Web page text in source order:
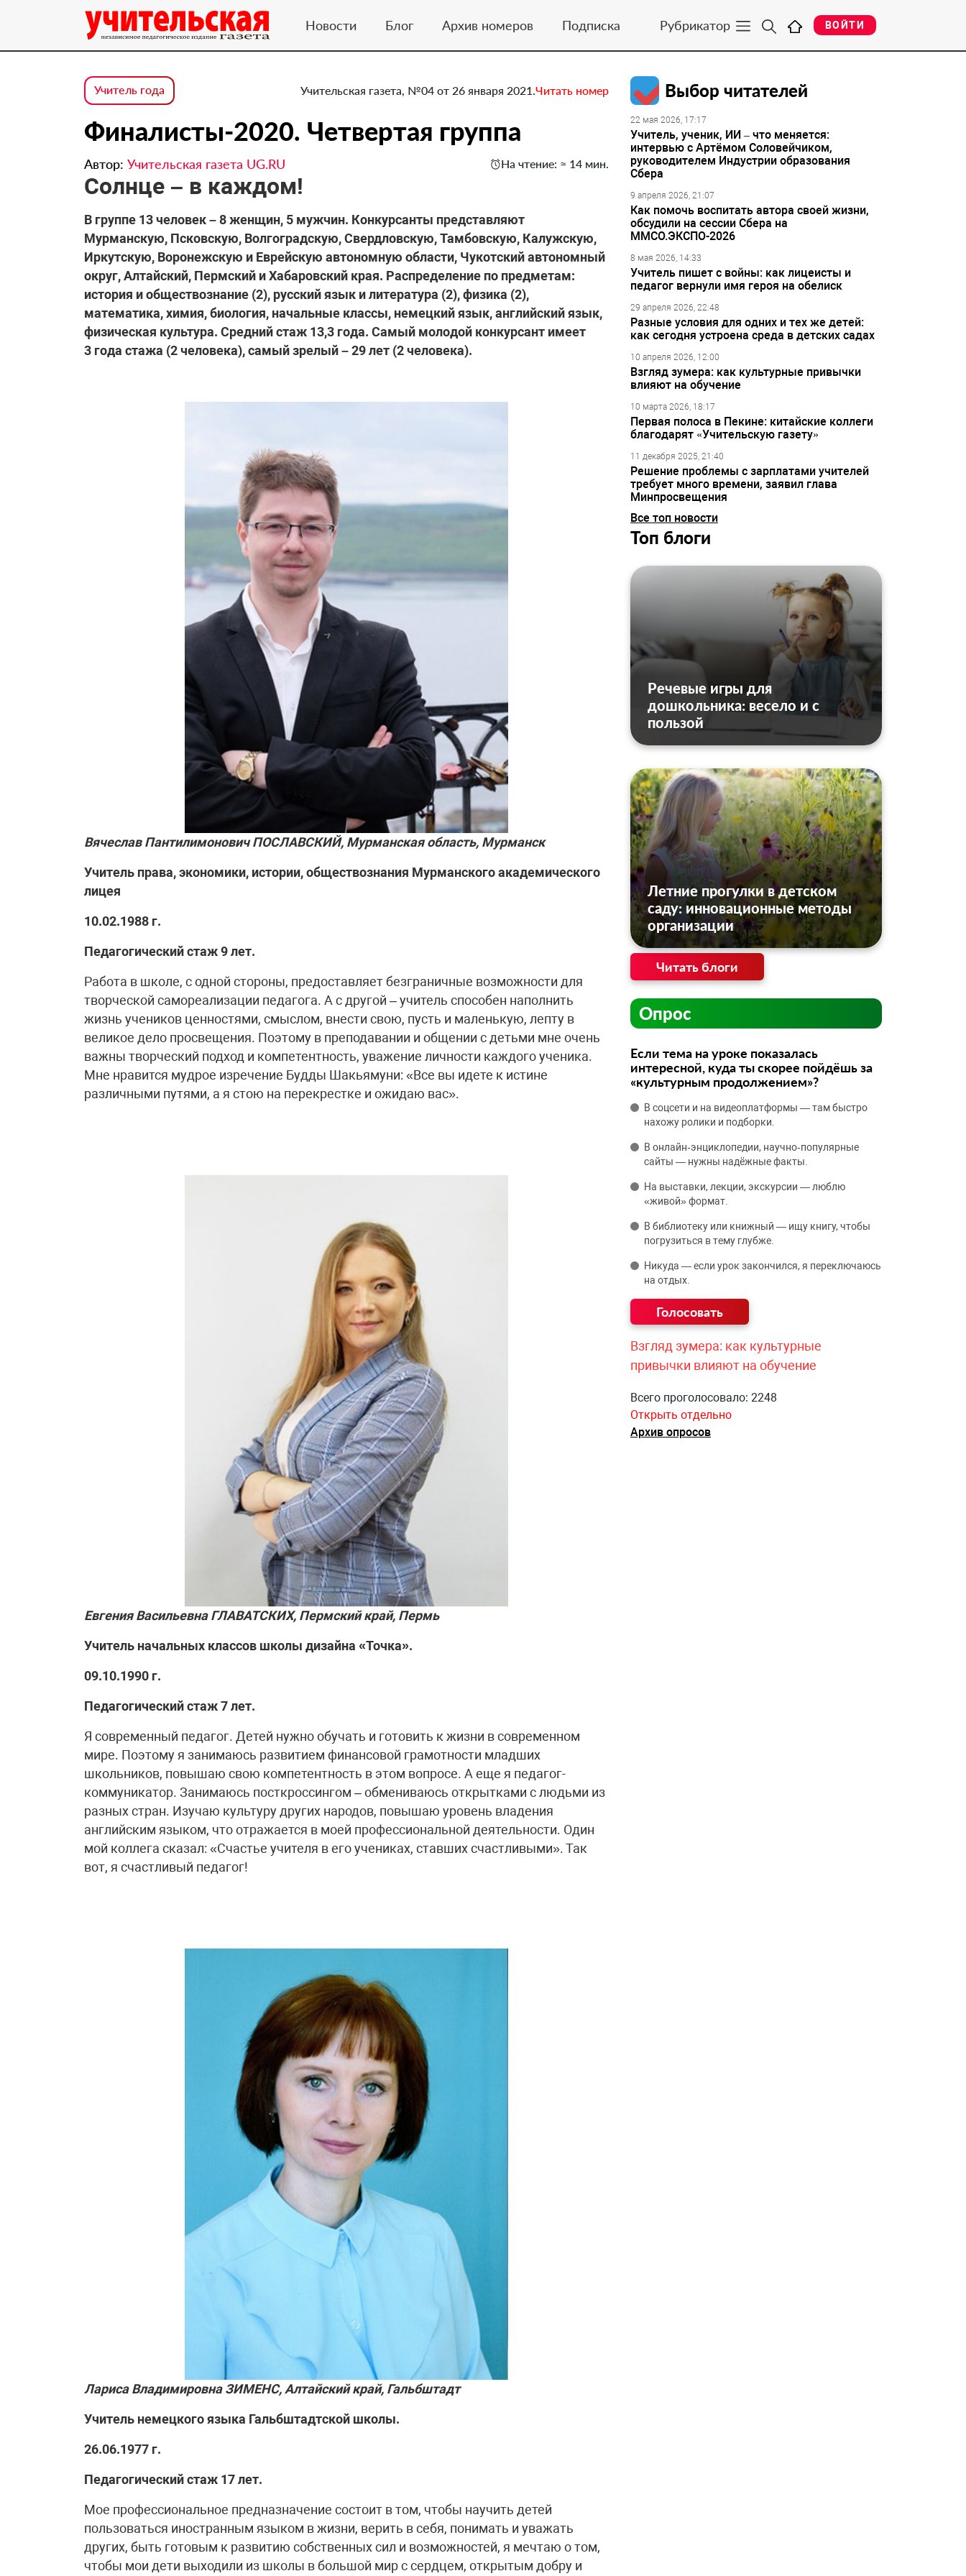
Новости Блог Архив номеров Подписка Рубрикатор ВОЙТИ
Учитель года Учительская газета, №04 от 26 января 2021.Читать номер
Финалисты-2020. Четвертая группа
Автор: Учительская газета UG.RU На чтение: ≈ 14 мин.
Солнце – в каждом!
В группе 13 человек – 8 женщин, 5 мужчин. Конкурсанты представляют
Мурманскую, Псковскую, Волгоградскую, Свердловскую, Тамбовскую, Калужскую,
Иркутскую, Воронежскую и Еврейскую автономную области, Чукотский автономный
округ, Алтайский, Пермский и Хабаровский края. Распределение по предметам:
история и обществознание (2), русский язык и литература (2), физика (2),
математика, химия, биология, начальные классы, немецкий язык, английский язык,
физическая культура. Средний стаж 13,3 года. Самый молодой конкурсант имеет
3 года стажа (2 человека), самый зрелый – 29 лет (2 человека).
Вячеслав Пантилимонович ПОСЛАВСКИЙ, Мурманская область, Мурманск
Учитель права, экономики, истории, обществознания Мурманского академического
лицея
10.02.1988 г.
Педагогический стаж 9 лет.
Работа в школе, с одной стороны, предоставляет безграничные возможности для
творческой самореализации педагога. А с другой – учитель способен наполнить
жизнь учеников ценностями, смыслом, внести свою, пусть и маленькую, лепту в
великое дело просвещения. Поэтому в преподавании и общении с детьми мне очень
важны творческий подход и компетентность, уважение личности каждого ученика.
Мне нравится мудрое изречение Будды Шакьямуни: «Все вы идете к истине
различными путями, а я стою на перекрестке и ожидаю вас».
Евгения Васильевна ГЛАВАТСКИХ, Пермский край, Пермь
Учитель начальных классов школы дизайна «Точка».
09.10.1990 г.
Педагогический стаж 7 лет.
Я современный педагог. Детей нужно обучать и готовить к жизни в современном
мире. Поэтому я занимаюсь развитием финансовой грамотности младших
школьников, повышаю свою компетентность в этом вопросе. А еще я педагог-
коммуникатор. Занимаюсь посткроссингом – обмениваюсь открытками с людьми из
разных стран. Изучаю культуру других народов, повышаю уровень владения
английским языком, что отражается в моей профессиональной деятельности. Один
мой коллега сказал: «Счастье учителя в его учениках, ставших счастливыми». Так
вот, я счастливый педагог!
Лариса Владимировна ЗИМЕНС, Алтайский край, Гальбштадт
Учитель немецкого языка Гальбштадтской школы.
26.06.1977 г.
Педагогический стаж 17 лет.
Мое профессиональное предназначение состоит в том, чтобы научить детей
пользоваться иностранным языком в жизни, верить в себя, понимать и уважать
других, быть готовым к развитию собственных сил и возможностей, я мечтаю о том,
чтобы мои дети выходили из школы в большой мир с сердцем, открытым добру и
Выбор читателей
22 мая 2026, 17:17
Учитель, ученик, ИИ – что меняется:
интервью с Артёмом Соловейчиком,
руководителем Индустрии образования
Сбера
9 апреля 2026, 21:07
Как помочь воспитать автора своей жизни,
обсудили на сессии Сбера на
ММСО.ЭКСПО-2026
8 мая 2026, 14:33
Учитель пишет с войны: как лицеисты и
педагог вернули имя героя на обелиск
29 апреля 2026, 22:48
Разные условия для одних и тех же детей:
как сегодня устроена среда в детских садах
10 апреля 2026, 12:00
Взгляд зумера: как культурные привычки
влияют на обучение
10 марта 2026, 18:17
Первая полоса в Пекине: китайские коллеги
благодарят «Учительскую газету»
11 декабря 2025, 21:40
Решение проблемы с зарплатами учителей
требует много времени, заявил глава
Минпросвещения
Все топ новости
Топ блоги
Речевые игры для
дошкольника: весело и с
пользой
Летние прогулки в детском
саду: инновационные методы
организации
Читать блоги
Опрос
Если тема на уроке показалась
интересной, куда ты скорее пойдёшь за
«культурным продолжением»?
В соцсети и на видеоплатформы — там быстро
нахожу ролики и подборки.
В онлайн‑энциклопедии, научно‑популярные
сайты — нужны надёжные факты.
На выставки, лекции, экскурсии — люблю
«живой» формат.
В библиотеку или книжный — ищу книгу, чтобы
погрузиться в тему глубже.
Никуда — если урок закончился, я переключаюсь
на отдых.
Взгляд зумера: как культурные
привычки влияют на обучение
Всего проголосовало: 2248
Открыть отдельно
Архив опросов